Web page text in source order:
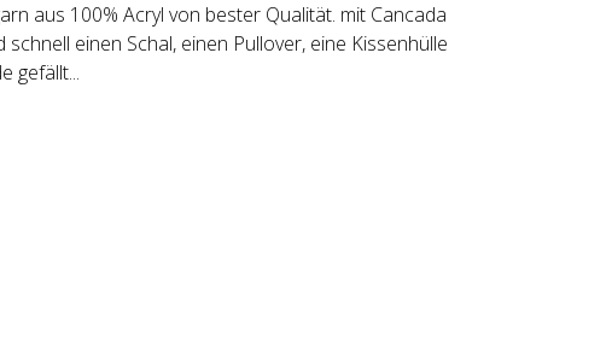
aus 100% Acryl von bester Qualität. mit Cancada
einen Schal, einen Pullover, eine Kissenhülle
gefällt...